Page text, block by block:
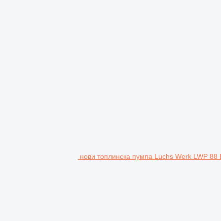
нови топлинска пумпа Luchs Werk LWP 88